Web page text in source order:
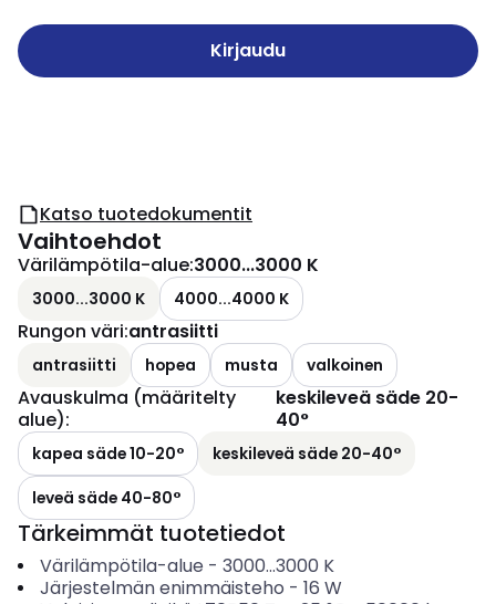
Kirjaudu
Katso tuotedokumentit
Vaihtoehdot
Värilämpötila-alue:3000...3000 K
3000...3000 K 4000...4000 K
Rungon väri:antrasiitti
antrasiitti hopea musta valkoinen
Avauskulma (määritelty
alue):
keskileveä säde 20-
40°
kapea säde 10-20°
keskileveä säde 20-40°
leveä säde 40-80°
Tärkeimmät tuotetiedot
Värilämpötila-alue - 3000...3000 K
Järjestelmän enimmäisteho - 16 W